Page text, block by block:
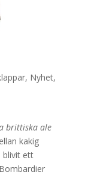
, Nyhet,
brittiska ale
kakig
blivit ett